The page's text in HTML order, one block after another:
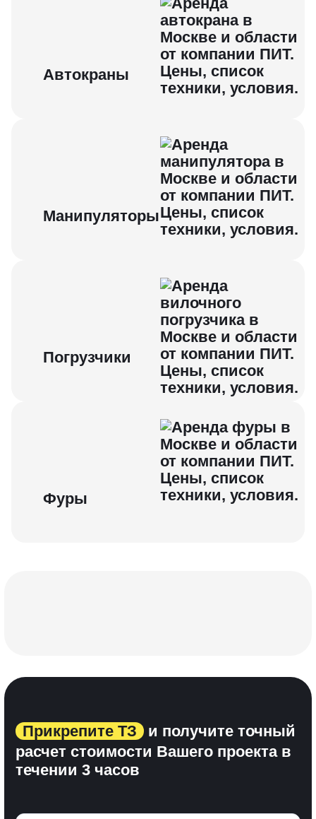
Автокраны
Манипуляторы
Погрузчики
Фуры
Прикрепите ТЗ
и получите точный
расчет стоимости Вашего проектав
течении 3 часов